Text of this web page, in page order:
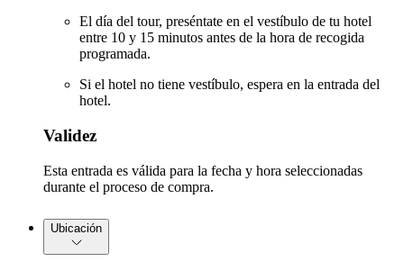
El día del tour, preséntate en el vestíbulo de tu hotel
entre 10 y 15 minutos antes de la hora de recogida
programada.
Si el hotel no tiene vestíbulo, espera en la entrada del
hotel.
Validez
Esta entrada es válida para la fecha y hora seleccionadas
durante el proceso de compra.
Ubicación